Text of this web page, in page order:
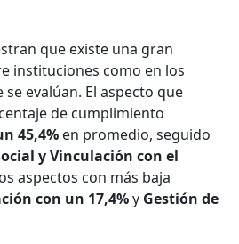
que existe una gran
instituciones como en los
evalúan. El aspecto que
de cumplimiento
45,4% en promedio, seguido
y Vinculación con el
aspectos con más baja
con un 17,4%y Gestión de